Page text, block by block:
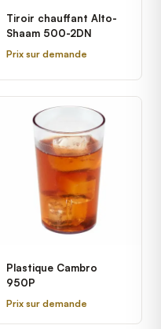
Tiroir chauffant Alto-
Shaam 500-2DN
Prix sur demande
Plastique Cambro
950P
Prix sur demande